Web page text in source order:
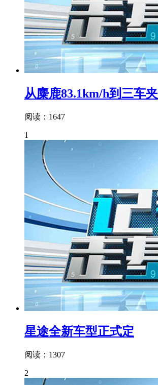
从麋鹿83.1km/h到三车夹
阅读：1647
1
星途全新车型正式定
阅读：1307
2